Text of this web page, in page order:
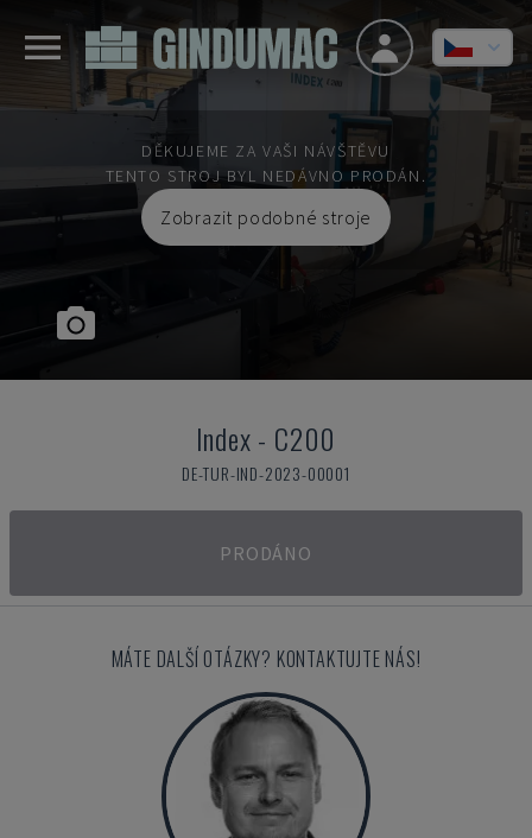
DĚKUJEME ZA VAŠI NÁVŠTĚVU
TENTO STROJ BYL NEDÁVNO PRODÁN.
Zobrazit podobné stroje
Index- C200
DE-TUR-IND-2023-00001
PRODÁNO
MÁTE DALŠÍ OTÁZKY? KONTAKTUJTE NÁS!